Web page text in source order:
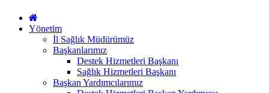
Yönetim
İl Sağlık Müdürümüz
Başkanlarımız
Destek Hizmetleri Başkanı
Sağlık Hizmetleri Başkanı
Başkan Yardımcılarımız